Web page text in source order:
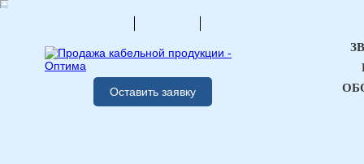
Оставить заявку